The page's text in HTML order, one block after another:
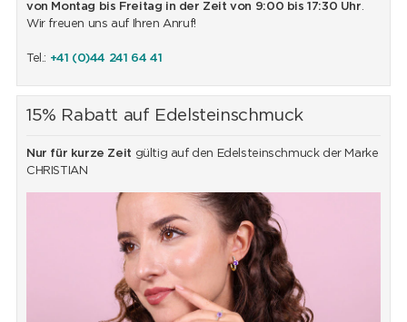
von Montag bis Freitag in der Zeit von 9:00 bis 17:30 Uhr.
Wir freuen uns auf Ihren Anruf!
Tel.: +41 (0)44 241 64 41
15% Rabatt auf Edelsteinschmuck
Nur für kurze Zeit gültig auf den Edelsteinschmuck der Marke
CHRISTIAN